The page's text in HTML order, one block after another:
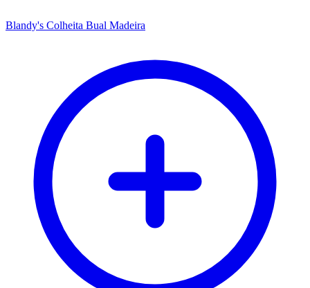
Blandy's Colheita Bual Madeira